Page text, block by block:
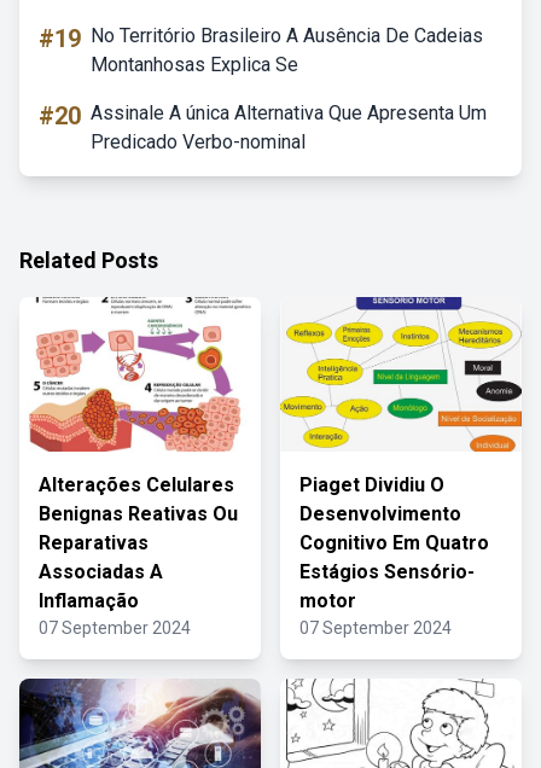
#19 No Território Brasileiro A Ausência De Cadeias
Montanhosas Explica Se
#20 Assinale A única Alternativa Que Apresenta Um
Predicado Verbo-nominal
Related Posts
Alterações Celulares
Benignas Reativas Ou
Reparativas
Associadas A
Inflamação
07 September 2024
Piaget Dividiu O
Desenvolvimento
Cognitivo Em Quatro
Estágios Sensório-
motor
07 September 2024